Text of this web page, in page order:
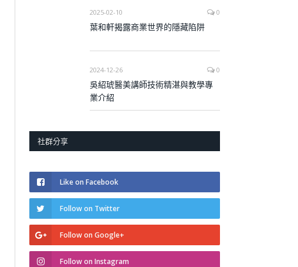
2025-02-10 0
葉和軒揭露商業世界的隱藏陷阱
2024-12-26 0
吳紹琥醫美講師技術精湛與教學專
業介紹
社群分享
Like on Facebook
Follow on Twitter
Follow on Google+
Follow on Instagram